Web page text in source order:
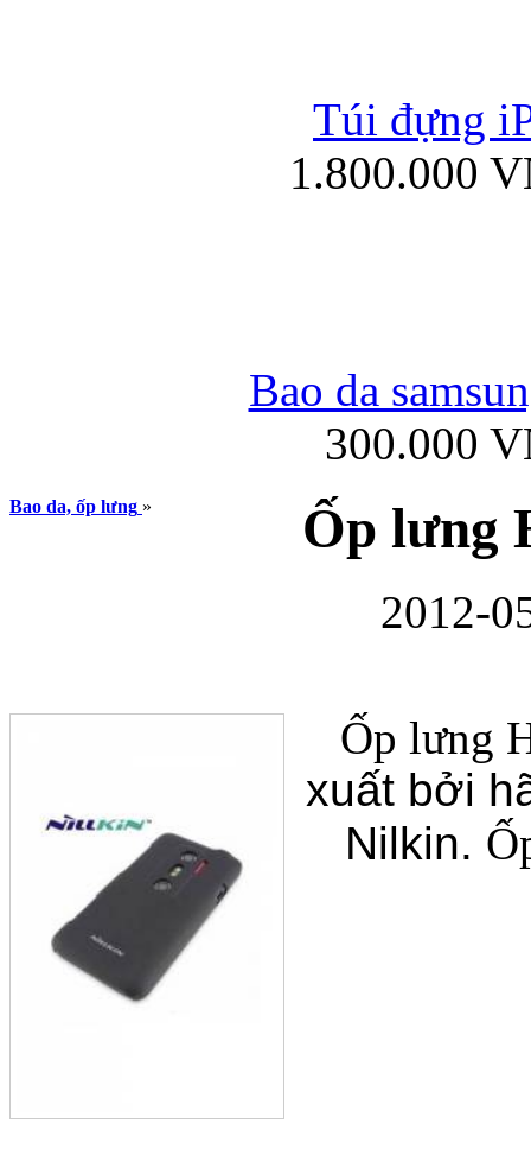
Túi xách da
Ốp lưng Samsung
Túi đựng
1.800.000
Bao da
300.000
Bao da, ốp lưng » Ốp lưng
2012-
Ốp lưng
xuất bởi
Nilkin.